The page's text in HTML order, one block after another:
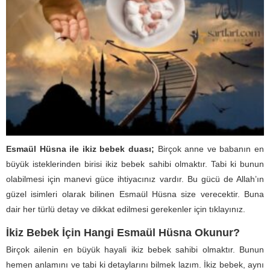
Esmaül Hüsna ile ikiz bebek duası; Birçok anne ve babanın en
büyük isteklerinden birisi ikiz bebek sahibi olmaktır. Tabi ki bunun
olabilmesi için manevi güce ihtiyacınız vardır. Bu gücü de Allah’ın
güzel isimleri olarak bilinen Esmaül Hüsna size verecektir. Buna
dair her türlü detay ve dikkat edilmesi gerekenler için tıklayınız.
İkiz Bebek İçin Hangi Esmaül Hüsna Okunur?
Birçok ailenin en büyük hayali ikiz bebek sahibi olmaktır. Bunun
hemen anlamını ve tabi ki detaylarını bilmek lazım. İkiz bebek, aynı